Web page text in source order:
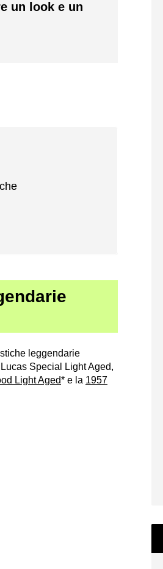
un look e un
leggendarie
Special Light Aged,
Light Aged* e la 1957